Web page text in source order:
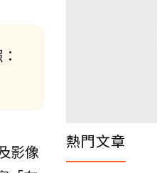
影像
熱門文章